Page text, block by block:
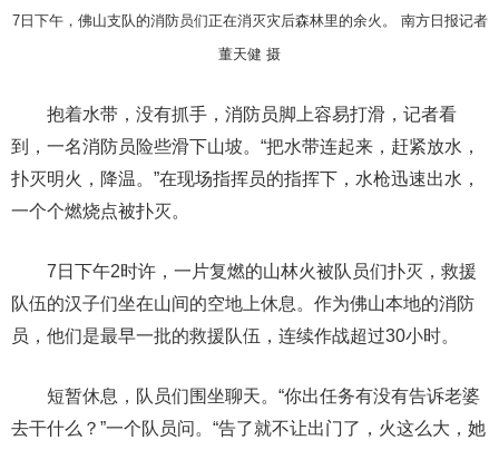
7日下午，佛山支队的消防员们正在消灭灾后森林里的余火。 南方日报记者
董天健 摄
抱着水带，没有抓手，消防员脚上容易打滑，记者看
到，一名消防员险些滑下山坡。“把水带连起来，赶紧放水，
扑灭明火，降温。”在现场指挥员的指挥下，水枪迅速出水，
一个个燃烧点被扑灭。
7日下午2时许，一片复燃的山林火被队员们扑灭，救援
队伍的汉子们坐在山间的空地上休息。作为佛山本地的消防
员，他们是最早一批的救援队伍，连续作战超过30小时。
短暂休息，队员们围坐聊天。“你出任务有没有告诉老婆
去干什么？”一个队员问。“告了就不让出门了，火这么大，她